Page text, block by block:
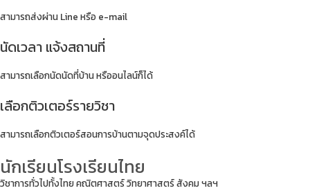
สามารถส่งผ่าน Line หรือ e-mail
นัดเวลา แจ้งสถานที่
สามารถเลือกนัดนัดที่บ้าน หรืออนไลน์ก็ได้
เลือกติวเตอร์รายวิชา
สามารถเลือกติวเตอร์สอนการบ้านตามจุดประสงค์ได้
นักเรียนโรงเรียนไทย
วิชาการทั่วไปทั้งไทย คณิตศาสตร์ วิทยาศาสตร์ สังคม ฯลฯ